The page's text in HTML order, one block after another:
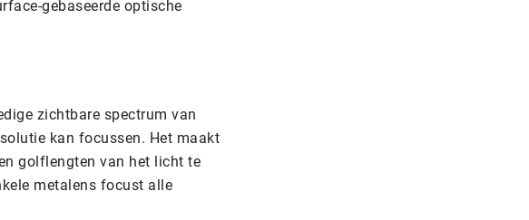
gebaseerde optische
zichtbare spectrum van
kan focussen. Het maakt
golflengten van het licht te
metalens focust alle